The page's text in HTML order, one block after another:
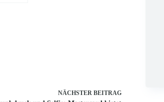
NÄCHSTER BEITRAG